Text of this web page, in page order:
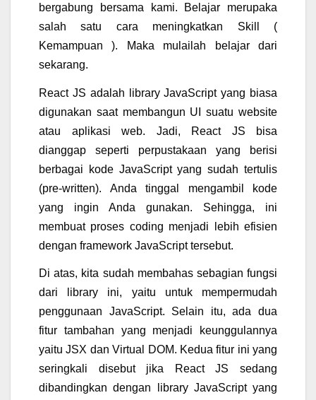
bergabung bersama kami. Belajar merupaka
salah satu cara meningkatkan Skill (
Kemampuan ). Maka mulailah belajar dari
sekarang.
React JS adalah library JavaScript yang biasa
digunakan saat membangun UI suatu website
atau aplikasi web. Jadi, React JS bisa
dianggap seperti perpustakaan yang berisi
berbagai kode JavaScript yang sudah tertulis
(pre-written). Anda tinggal mengambil kode
yang ingin Anda gunakan. Sehingga, ini
membuat proses coding menjadi lebih efisien
dengan framework JavaScript tersebut.
Di atas, kita sudah membahas sebagian fungsi
dari library ini, yaitu untuk mempermudah
penggunaan JavaScript. Selain itu, ada dua
fitur tambahan yang menjadi keunggulannya
yaitu JSX dan Virtual DOM. Kedua fitur ini yang
seringkali disebut jika React JS sedang
dibandingkan dengan library JavaScript yang